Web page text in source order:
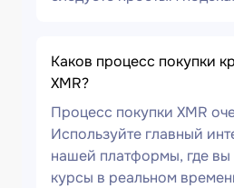
Каков процесс покупки
XMR?
Процесс покупки XMR
Используйте главный
нашей платформы, где вы
курсы в реальном